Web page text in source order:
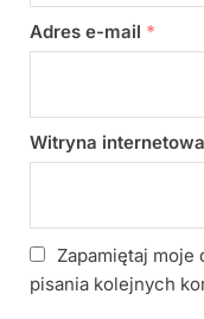
Adres e-mail *
Witryna internetowa
Zapamiętaj moje
pisania kolejnych